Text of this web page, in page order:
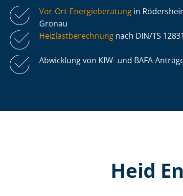
Vor-Ort-Energieberatung in
Gronau
Heiz­last­be­rech­nung nach DIN/TS 12831
Abwicklung von KfW- und BAFA-
Heid